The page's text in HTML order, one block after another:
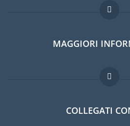
Forum per
Guida per
Lavori
MAGGIORI
Domande
COLLEGATI